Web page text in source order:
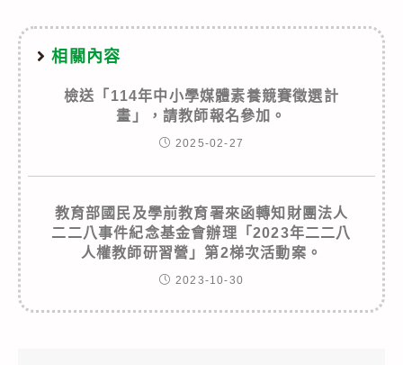
相關內容
檢送「114年中小學媒體素養競賽徵選計
畫」，請教師報名參加。
2025-02-27
教育部國民及學前教育署來函轉知財團法人
二二八事件紀念基金會辦理「2023年二二八
人權教師研習營」第2梯次活動案。
2023-10-30